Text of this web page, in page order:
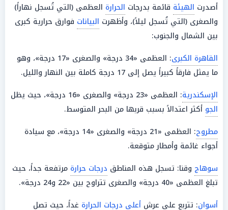
أصدرت الهيئة قائمة بدرجات الحرارة العظمى (التي تُسجل نهاراً)
والصغرى (التي تُسجل ليلاً)، وأظهرت البيانات فوارق حرارية كبرى
بين الشمال والجنوب:
القاهرة الكبرى
: العظمى «34 درجة» والصغرى «17 درجة»، وهو
ما يمثل فارقاً كبيراً يصل إلى 17 درجة كاملة بين النهار والليل.
الإسكندرية: العظمى «23 درجة» والصغرى «16 درجة»، حيث يظل
الجو أكثر اعتدالاً بسبب قربها من البحر المتوسط.
مطروح
: العظمى «21 درجة» والصغرى «14 درجة»، مع سيادة
أجواء غائمة وأمطار متوقعة.
سوهاج وقنا: تسجل هذه المناطق درجات حرارة مرتفعة جداً، حيث
تبلغ العظمى «40 درجة» والصغرى تتراوح بين «22 و24 درجة».
أسوان: تتربع على عرش أعلى درجات الحرارة غداً، حيث تصل